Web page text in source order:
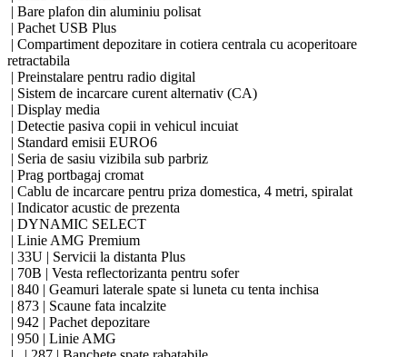
| Bare plafon din aluminiu polisat
| Pachet USB Plus
| Compartiment depozitare in cotiera centrala cu acoperitoare
retractabila
| Preinstalare pentru radio digital
| Sistem de incarcare curent alternativ (CA)
| Display media
| Detectie pasiva copii in vehicul incuiat
| Standard emisii EURO6
| Seria de sasiu vizibila sub parbriz
| Prag portbagaj cromat
| Cablu de incarcare pentru priza domestica, 4 metri, spiralat
| Indicator acustic de prezenta
| DYNAMIC SELECT
| Linie AMG Premium
| 33U | Servicii la distanta Plus
| 70B | Vesta reflectorizanta pentru sofer
| 840 | Geamuri laterale spate si luneta cu tenta inchisa
| 873 | Scaune fata incalzite
| 942 | Pachet depozitare
| 950 | Linie AMG